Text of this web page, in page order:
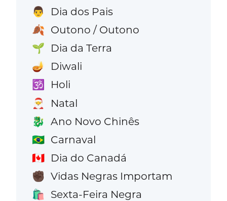
👨 Dia dos Pais
🍂 Outono / Outono
🌱 Dia da Terra
🪔 Diwali
🕉️ Holi
🎅 Natal
🐉 Ano Novo Chinês
🇧🇷 Carnaval
🇨🇦 Dia do Canadá
✊🏿 Vidas Negras Importam
🛍️ Sexta-Feira Negra